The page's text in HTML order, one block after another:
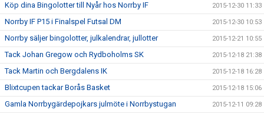
Köp dina Bingolotter till Nyår hos Norrby IF 2015-12-30 11:33
Norrby IF P15 i Finalspel Futsal DM 2015-12-30 10:53
Norrby säljer bingolotter, julkalendrar, jullotter 2015-12-21 10:55
Tack Johan Gregow och Rydboholms SK 2015-12-18 21:38
Tack Martin och Bergdalens IK 2015-12-18 16:28
Blixtcupen tackar Borås Basket 2015-12-18 15:06
Gamla Norrbygärdepojkars julmöte i Norrbystugan 2015-12-11 09:28